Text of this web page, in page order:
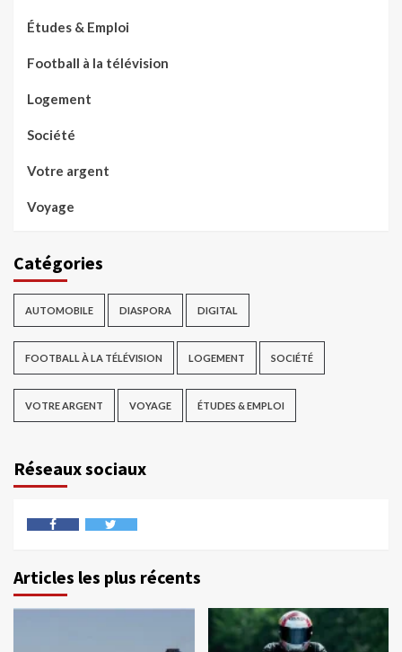
Études & Emploi
Football à la télévision
Logement
Société
Votre argent
Voyage
Catégories
AUTOMOBILE DIASPORA DIGITAL
FOOTBALL À LA TÉLÉVISION LOGEMENT SOCIÉTÉ
VOTRE ARGENT VOYAGE ÉTUDES & EMPLOI
Réseaux sociaux
Articles les plus récents